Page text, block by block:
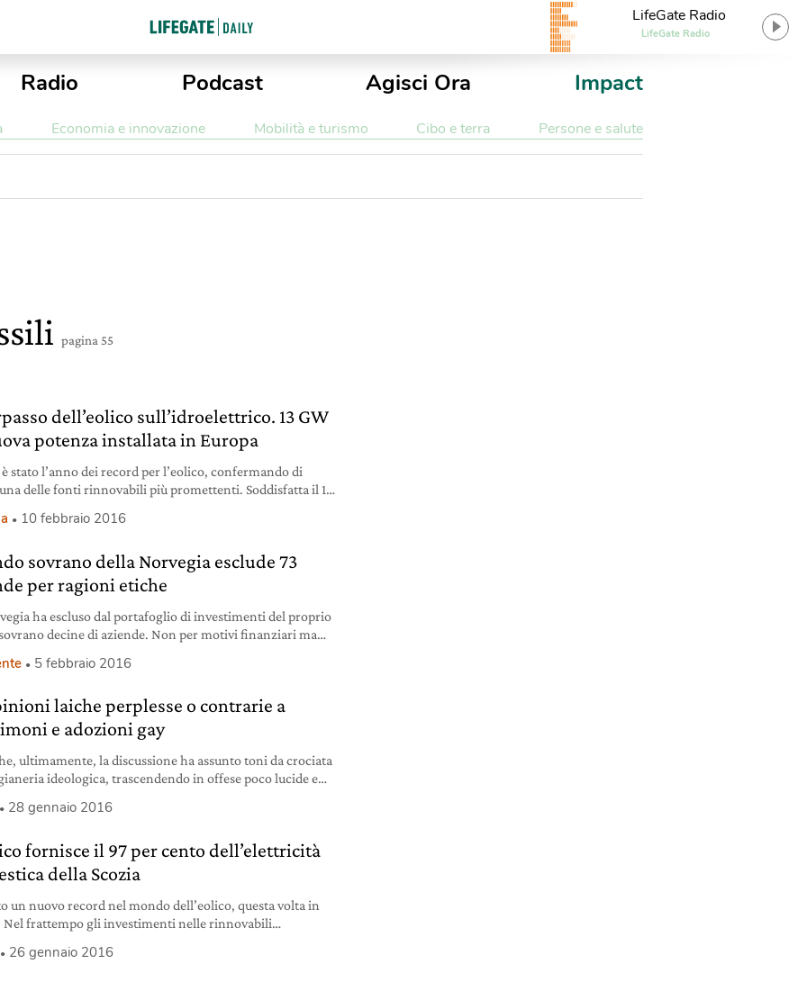
LifeGate Radio
LifeGate Radio
Radio Podcast Agisci Ora Impact
Economia e innovazione Mobilità e turismo Cibo e terra Persone e salute
pagina 55
dell’eolico sull’idroelettrico. 13 GW
potenza installata in Europa
è stato l’anno dei record per l’eolico, confermando di
una delle fonti rinnovabili più promettenti. Soddisfatta il 12
10 febbraio 2016
sovrano della Norvegia esclude 73
per ragioni etiche
ha escluso dal portafoglio di investimenti del proprio
decine di aziende. Non per motivi finanziari ma
5 febbraio 2016
laiche perplesse o contrarie a
e adozioni gay
ultimamente, la discussione ha assunto toni da crociata
ideologica, trascendendo in offese poco lucide e
le testimonianze espresse un po’ più indietro nel
sangue a nessuno, annebbiando la vista. Qui sono
28 gennaio 2016
fornisce il 97 per cento dell’elettricità
della Scozia
un nuovo record nel mondo dell’eolico, questa volta in
Nel frattempo gli investimenti nelle rinnovabili
26 gennaio 2016